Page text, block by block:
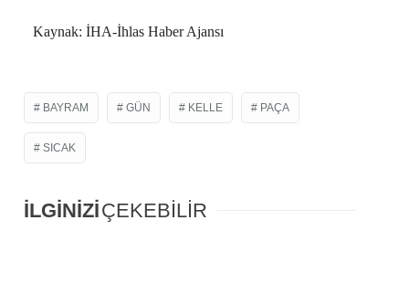
Kaynak: İHA-İhlas Haber Ajansı
BAYRAM GÜN KELLE PAÇA
SICAK
İLGİNİZİÇEKEBİLİR